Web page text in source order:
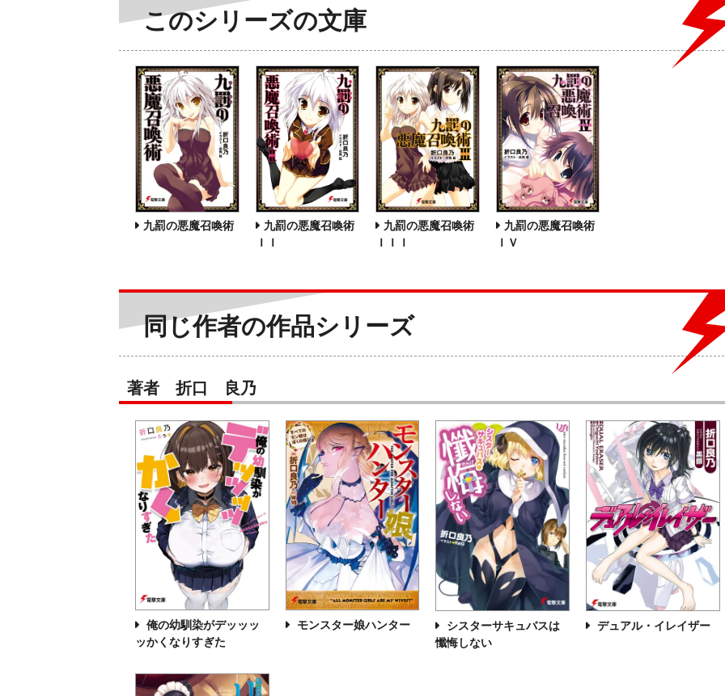
このシリーズの文庫
九罰の悪魔召喚術
九罰の悪魔召喚術
ＩＩ
九罰の悪魔召喚術
ＩＩＩ
九罰の悪魔召喚術
ＩＶ
同じ作者の作品シリーズ
著者 折口 良乃
俺の幼馴染がデッッッ
ッかくなりすぎた
モンスター娘ハンター
シスターサキュバスは
懺悔しない
デュアル・イレイザー